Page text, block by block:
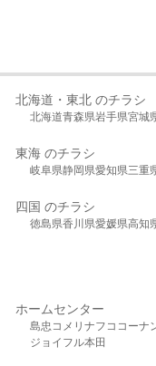
北海道・東北 のチラシ
北海道青森県岩手県宮城
東海 のチラシ
岐阜県静岡県愛知県三重
四国 のチラシ
徳島県香川県愛媛県高知
ホームセンター
島忠 コメリ ナフコ コーナ
ジョイフル本田